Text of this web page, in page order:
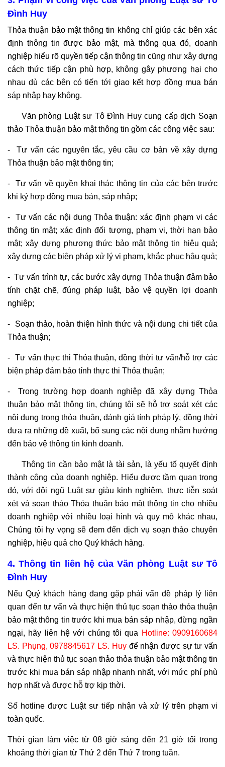
Đình Huy
Thỏa thuận bảo mật thông tin không chỉ giúp các bên xác
định thông tin được bảo mật, mà thông qua đó, doanh
nghiệp hiểu rõ quyền tiếp cận thông tin cũng như xây dựng
cách thức tiếp cận phù hợp, không gây phương hại cho
nhau dù các bên có tiến tới giao kết hợp đồng mua bán
sáp nhập hay không.
Văn phòng Luật sư Tô Đình Huy cung cấp dịch Soạn
thảo Thỏa thuận bảo mật thông tin gồm các công việc sau:
- Tư vấn các nguyên tắc, yêu cầu cơ bản về xây dựng
Thỏa thuận bảo mật thông tin;
- Tư vấn về quyền khai thác thông tin của các bên trước
khi ký hợp đồng mua bán, sáp nhập;
- Tư vấn các nội dung Thỏa thuận: xác định phạm vi các
thông tin mật; xác định đối tượng, phạm vi, thời hạn bảo
mật; xây dựng phương thức bảo mật thông tin hiệu quả;
xây dựng các biện pháp xử lý vi phạm, khắc phục hậu quả;
- Tư vấn trình tự, các bước xây dựng Thỏa thuận đảm bảo
tính chặt chẽ, đúng pháp luật, bảo vệ quyền lợi doanh
nghiệp;
- Soạn thảo, hoàn thiện hình thức và nội dung chi tiết của
Thỏa thuận;
- Tư vấn thực thi Thỏa thuận, đồng thời tư vấn/hỗ trợ các
biện pháp đảm bảo tính thực thi Thỏa thuận;
- Trong trường hợp doanh nghiệp đã xây dựng Thỏa
thuận bảo mật thông tin, chúng tôi sẽ hỗ trợ soát xét các
nội dung trong thỏa thuận, đánh giá tính pháp lý, đồng thời
đưa ra những đề xuất, bổ sung các nội dung nhằm hướng
đến bảo vệ thông tin kinh doanh.
Thông tin cần bảo mật là tài sản, là yếu tố quyết định
thành công của doanh nghiệp. Hiểu được tầm quan trọng
đó, với đội ngũ Luật sư giàu kinh nghiệm, thực tiễn soát
xét và soạn thảo Thỏa thuận bảo mật thông tin cho nhiều
doanh nghiệp với nhiều loại hình và quy mô khác nhau,
Chúng tôi hy vọng sẽ đem đến dịch vụ soạn thảo chuyên
nghiệp, hiệu quả cho Quý khách hàng.
4. Thông tin liên hệ của Văn phòng Luật sư Tô
Đình Huy
Nếu Quý khách hàng đang gặp phải vấn đề pháp lý liên
quan đến tư vấn và thực hiện thủ tục soạn thảo thỏa thuận
bảo mật thông tin trước khi mua bán sáp nhập, đừng ngần
ngại, hãy liên hệ với chúng tôi qua Hotline: 0909160684
LS. Phụng, 0978845617 LS. Huyđể nhận được sự tư vấn
và thực hiện thủ tục soạn thảo thỏa thuận bảo mật thông tin
trước khi mua bán sáp nhập nhanh nhất, với mức phí phù
hợp nhất và được hỗ trợ kịp thời.
Số hotline được Luật sư tiếp nhận và xử lý trên phạm vi
toàn quốc.
Thời gian làm việc từ 08 giờ sáng đến 21 giờ tối trong
khoảng thời gian từ Thứ 2 đến Thứ 7 trong tuần.